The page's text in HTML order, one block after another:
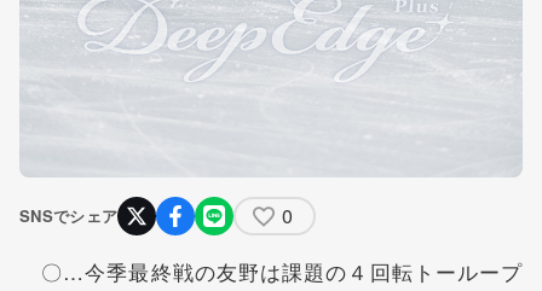
SNSでシェア 0
〇…今季最終戦の友野は課題の４回転トーループ